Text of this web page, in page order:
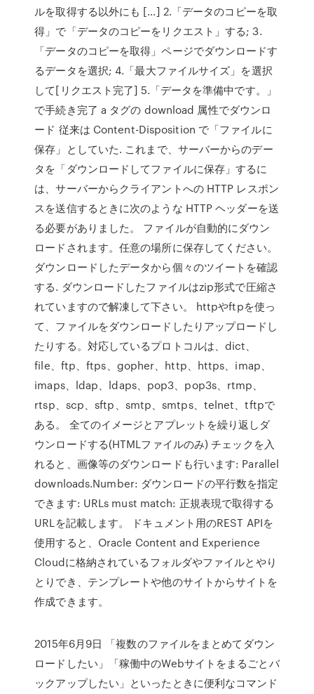
ルを取得する以外にも […] 2.「データのコピーを取
得」で「データのコピーをリクエスト」する; 3.
「データのコピーを取得」ページでダウンロードす
るデータを選択; 4.「最大ファイルサイズ」を選択
して[リクエスト完了] 5.「データを準備中です。」
で手続き完了 a タグの download 属性でダウンロ
ード 従来は Content-Disposition で「ファイルに
保存」としていた. これまで、サーバーからのデー
タを「ダウンロードしてファイルに保存」するに
は、サーバーからクライアントへの HTTP レスポン
スを送信するときに次のような HTTP ヘッダーを送
る必要がありました。 ファイルが自動的にダウン
ロードされます。任意の場所に保存してください。
ダウンロードしたデータから個々のツイートを確認
する. ダウンロードしたファイルはzip形式で圧縮さ
れていますので解凍して下さい。 httpやftpを使っ
て、ファイルをダウンロードしたりアップロードし
たりする。対応しているプロトコルは、dict、
file、ftp、ftps、gopher、http、https、imap、
imaps、ldap、ldaps、pop3、pop3s、rtmp、
rtsp、scp、sftp、smtp、smtps、telnet、tftpで
ある。 全てのイメージとアプレットを繰り返しダ
ウンロードする(HTMLファイルのみ) チェックを入
れると、画像等のダウンロードも行います: Parallel
downloads.Number: ダウンロードの平行数を指定
できます: URLs must match: 正規表現で取得する
URLを記載します。 ドキュメント用のREST APIを
使用すると、Oracle Content and Experience
Cloudに格納されているフォルダやファイルとやり
とりでき、テンプレートや他のサイトからサイトを
作成できます。
2015年6月9日 「複数のファイルをまとめてダウン
ロードしたい」「稼働中のWebサイトをまるごとバ
ックアップしたい」といったときに便利なコマンド